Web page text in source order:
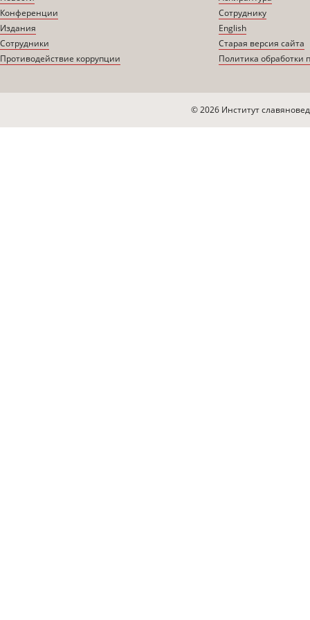
Конференции
Издания
Сотрудники
Противодействие коррупции
Сотруднику
English
Старая версия сайта
Политика обработки
© 2026 Институт